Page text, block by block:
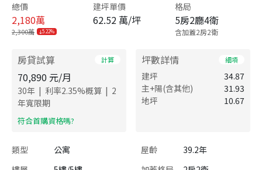
總價
2,180萬
2,300萬 5.22%
建坪單價
62.52 萬/坪
格局
5房2廳4衛
含加蓋2房2衛
房貸試算 計算
70,890 元/月
30年 | 利率2.35%概算 | 2
年寬限期
​符合首購資格嗎?
坪數詳情 細項
建坪
34.87
主+陽(含其他)
31.93
地坪
10.67
類型 公寓 屋齡
39.2年